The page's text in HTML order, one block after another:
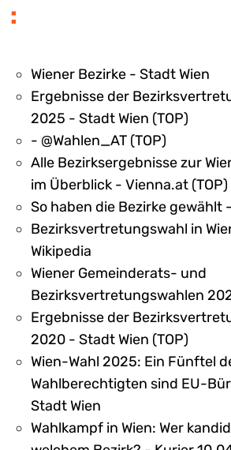
:
Wiener Bezirke - Stadt Wien
Ergebnisse der
2025 - Stadt Wien (TOP)
- @Wahlen_AT (TOP)
Alle Bezirksergebnisse zur
im Überblick - Vienna.at (TOP)
So haben die Bezirke gewählt
Bezirksvertretungswahl in
Wikipedia
Wiener Gemeinderats- und
Bezirksvertretungswahlen
Ergebnisse der
2020 - Stadt Wien (TOP)
Wien-Wahl 2025: Ein Fünftel
Wahlberechtigten sind EU-
Stadt Wien
Wahlkampf in Wien: Wer